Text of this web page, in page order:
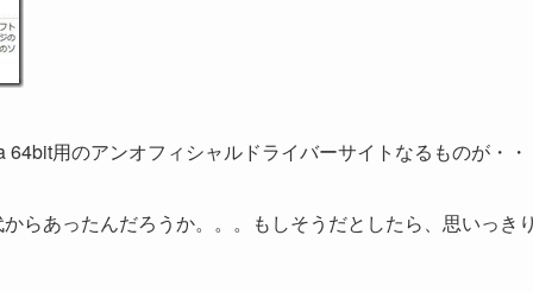
用のアンオフィシャルドライバーサイトなるものが・
らあったんだろうか。。。もしそうだとしたら、思いっき